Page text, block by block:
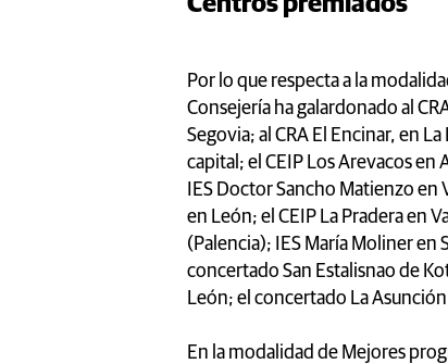
Por lo que respecta a la
Consejería ha galardonado al
Segovia; al CRA El Encinar, en
capital; el CEIP Los Arevacos en
IES Doctor Sancho Matienzo
en León; el CEIP La Pradera en
(Palencia); IES María Moliner en
concertado San Estalisnao de
León; el concertado La
En la modalidad de Mejores